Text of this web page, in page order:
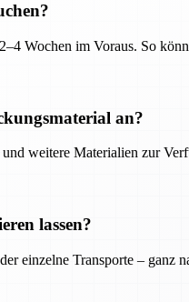
Wochen im Voraus. So
an?
weitere Materialien zur
lassen?
einzelne Transporte – ganz